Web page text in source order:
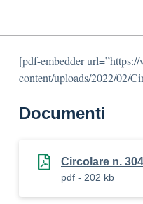
[pdf-embedder
content/uploads/2022/02/
Documenti
Circolare n.
pdf - 202 kb